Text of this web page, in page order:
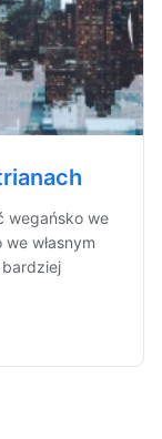
wegańsko we
własnym